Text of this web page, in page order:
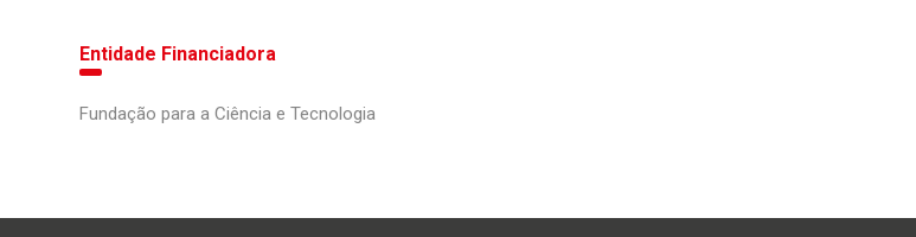
Entidade Financiadora
Fundação para a Ciência e Tecnologia